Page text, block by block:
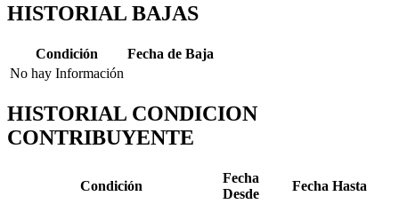
HISTORIAL BAJAS
Condición
Fecha de Baja
No hay Información
HISTORIAL CONDICION
CONTRIBUYENTE
Condición
Fecha
Desde
Fecha Hasta